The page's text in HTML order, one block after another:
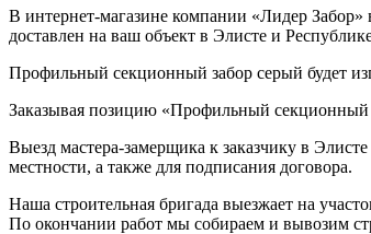
В интернет-магазине компании «Лидер
доставлен на ваш объект в Элисте и
Профильный секционный забор серый будет
Заказывая позицию «Профильный секционный
Выезд мастера-замерщика к заказчику в
местности, а также для подписания договора.
Наша строительная бригада выезжает на
По окончании работ мы собираем и вывозим